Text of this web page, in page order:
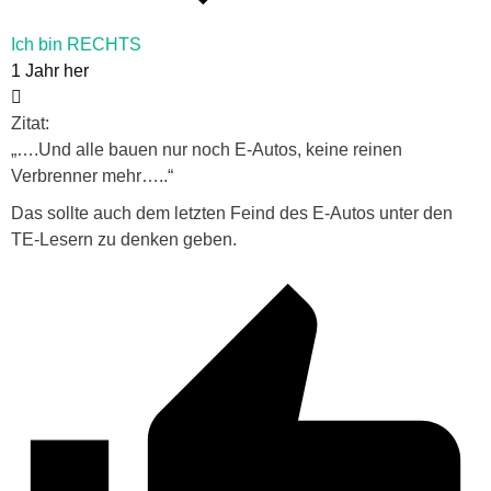
Ich bin RECHTS
1 Jahr her
Zitat:
„….Und alle bauen nur noch E-Autos, keine reinen
Verbrenner mehr…..“
Das sollte auch dem letzten Feind des E-Autos unter den
TE-Lesern zu denken geben.